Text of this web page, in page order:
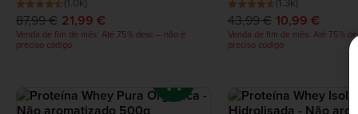
87,99 € 21,99 €
Venda de fim de mês: Até 75% desc – não é
preciso código
43,99 € 10,99 €
Venda de fim de mês: Até 75%
preciso código